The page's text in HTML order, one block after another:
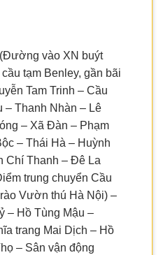
vào XN buýt
tạm Benley, gần bãi
Tam Trinh – Cầu
– Thanh Nhàn – Lê
– Xã Đàn – Phạm
– Thái Hà – Huỳnh
Chí Thanh – Đê La
trung chuyển Cầu
Vườn thú Hà Nội) –
– Hồ Tùng Mậu –
trang Mai Dịch – Hồ
– Sân vận động